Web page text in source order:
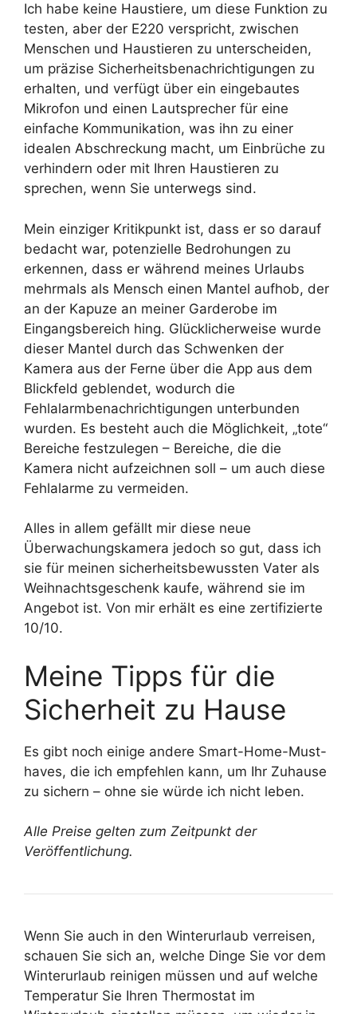
Ich habe keine Haustiere, um diese Funktion zu
testen, aber der E220 verspricht, zwischen
Menschen und Haustieren zu unterscheiden,
um präzise Sicherheitsbenachrichtigungen zu
erhalten, und verfügt über ein eingebautes
Mikrofon und einen Lautsprecher für eine
einfache Kommunikation, was ihn zu einer
idealen Abschreckung macht, um Einbrüche zu
verhindern oder mit Ihren Haustieren zu
sprechen, wenn Sie unterwegs sind.
Mein einziger Kritikpunkt ist, dass er so darauf
bedacht war, potenzielle Bedrohungen zu
erkennen, dass er während meines Urlaubs
mehrmals als Mensch einen Mantel aufhob, der
an der Kapuze an meiner Garderobe im
Eingangsbereich hing. Glücklicherweise wurde
dieser Mantel durch das Schwenken der
Kamera aus der Ferne über die App aus dem
Blickfeld geblendet, wodurch die
Fehlalarmbenachrichtigungen unterbunden
wurden. Es besteht auch die Möglichkeit, „tote“
Bereiche festzulegen – Bereiche, die die
Kamera nicht aufzeichnen soll – um auch diese
Fehlalarme zu vermeiden.
Alles in allem gefällt mir diese neue
Überwachungskamera jedoch so gut, dass ich
sie für meinen sicherheitsbewussten Vater als
Weihnachtsgeschenk kaufe, während sie im
Angebot ist. Von mir erhält es eine zertifizierte
10/10.
Meine Tipps für die
Sicherheit zu Hause
Es gibt noch einige andere Smart-Home-Must-
haves, die ich empfehlen kann, um Ihr Zuhause
zu sichern – ohne sie würde ich nicht leben.
Alle Preise gelten zum Zeitpunkt der
Veröffentlichung.
Wenn Sie auch in den Winterurlaub verreisen,
schauen Sie sich an, welche Dinge Sie vor dem
Winterurlaub reinigen müssen und auf welche
Temperatur Sie Ihren Thermostat im